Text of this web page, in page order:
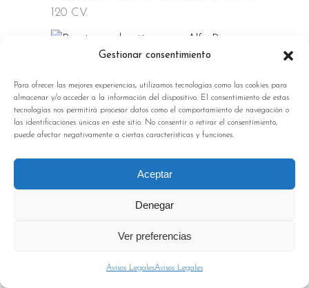
Gestionar consentimiento
Para ofrecer las mejores experiencias, utilizamos tecnologías como las cookies para
almacenar y/o acceder a la información del dispositivo. El consentimiento de estas
tecnologías nos permitirá procesar datos como el comportamiento de navegación o
las identificaciones únicas en este sitio. No consentir o retirar el consentimiento,
puede afectar negativamente a ciertas características y funciones.
Aceptar
Denegar
Ver preferencias
Avisos LegalesAvisos Legales
120 CV.
Giulietta – PUNTA TACÓN TV
Disponible en todas las versiones de motor
240 CV TCT), el nivel de acabado
Giulietta Super añade características muy
interesantes adicionales al nivel de
automático bizona, control de crucero y
apoyabrazos delantero. Desde el punto de